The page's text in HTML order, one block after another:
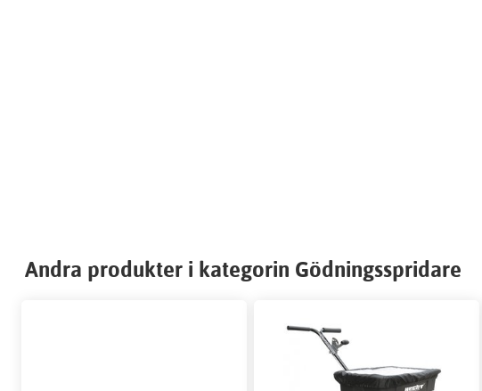
Andra produkter i kategorin Gödningsspridare